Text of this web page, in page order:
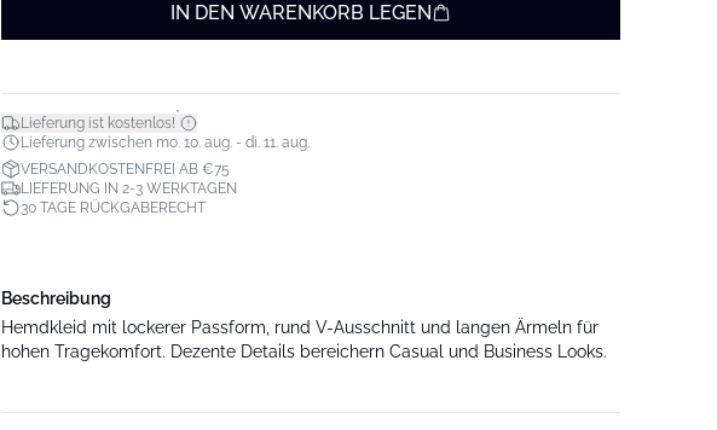
IN DEN WARENKORB LEGEN
Lieferung ist kostenlos!*
Lieferung zwischen mo. 10. aug. - di. 11. aug.
VERSANDKOSTENFREI AB €75
LIEFERUNG IN 2-3 WERKTAGEN
30 TAGE RÜCKGABERECHT
Beschreibung
Hemdkleid mit lockerer Passform, rund V-Ausschnitt und langen Ärmeln für
hohen Tragekomfort. Dezente Details bereichern Casual und Business Looks.